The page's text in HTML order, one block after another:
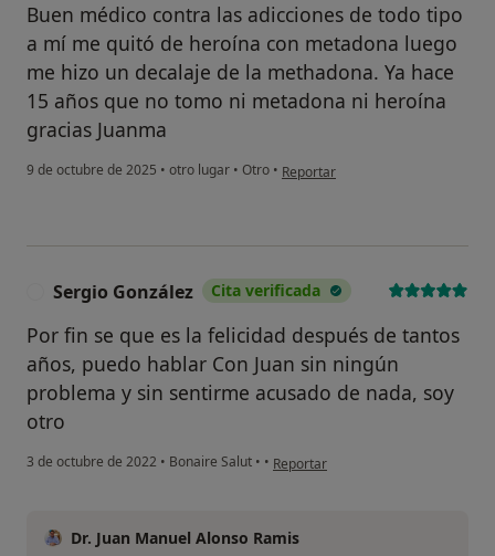
Buen médico contra las adicciones de todo tipo
a mí me quitó de heroína con metadona luego
me hizo un decalaje de la methadona. Ya hace
15 años que no tomo ni metadona ni heroína
gracias Juanma
9 de octubre de 2025 • otro lugar • Otro • en opinión del usuario Daniel
Reportar
Sergio González Cita verificada
Por fin se que es la felicidad después de tantos
años, puedo hablar Con Juan sin ningún
problema y sin sentirme acusado de nada, soy
otro
3 de octubre de 2022 • Bonaire Salut • • en opinión del usuario Sergio
Reportar
Dr. Juan Manuel Alonso Ramis